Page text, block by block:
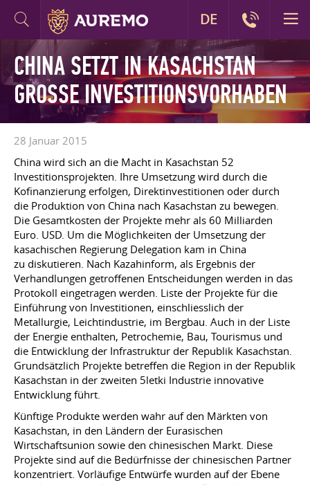
CHINA SETZT IN KASACHSTAN
GROSSE INVESTITIONSVORHABEN
28 Januar 2015
China wird sich an die Macht in Kasachstan 52
Investitionsprojekten. Ihre Umsetzung wird durch die
Kofinanzierung erfolgen, Direktinvestitionen oder durch
die Produktion von China nach Kasachstan zu bewegen.
Die Gesamtkosten der Projekte mehr als 60 Milliarden
Euro. USD. Um die Möglichkeiten der Umsetzung der
kasachischen Regierung Delegation kam in China
zu diskutieren. Nach Kazahinform, als Ergebnis der
Verhandlungen getroffenen Entscheidungen werden in das
Protokoll eingetragen werden. Liste der Projekte für die
Einführung von Investitionen, einschliesslich der
Metallurgie, Leichtindustrie, im Bergbau. Auch in der Liste
der Energie enthalten, Petrochemie, Bau, Tourismus und
die Entwicklung der Infrastruktur der Republik Kasachstan.
Grundsätzlich Projekte betreffen die Region in der Republik
Kasachstan in der zweiten 5letki Industrie innovative
Entwicklung führt.
Künftige Produkte werden wahr auf den Märkten von
Kasachstan, in den Ländern der Eurasischen
Wirtschaftsunion sowie den chinesischen Markt. Diese
Projekte sind auf die Bedürfnisse der chinesischen Partner
konzentriert. Vorläufige Entwürfe wurden auf der Ebene
DE